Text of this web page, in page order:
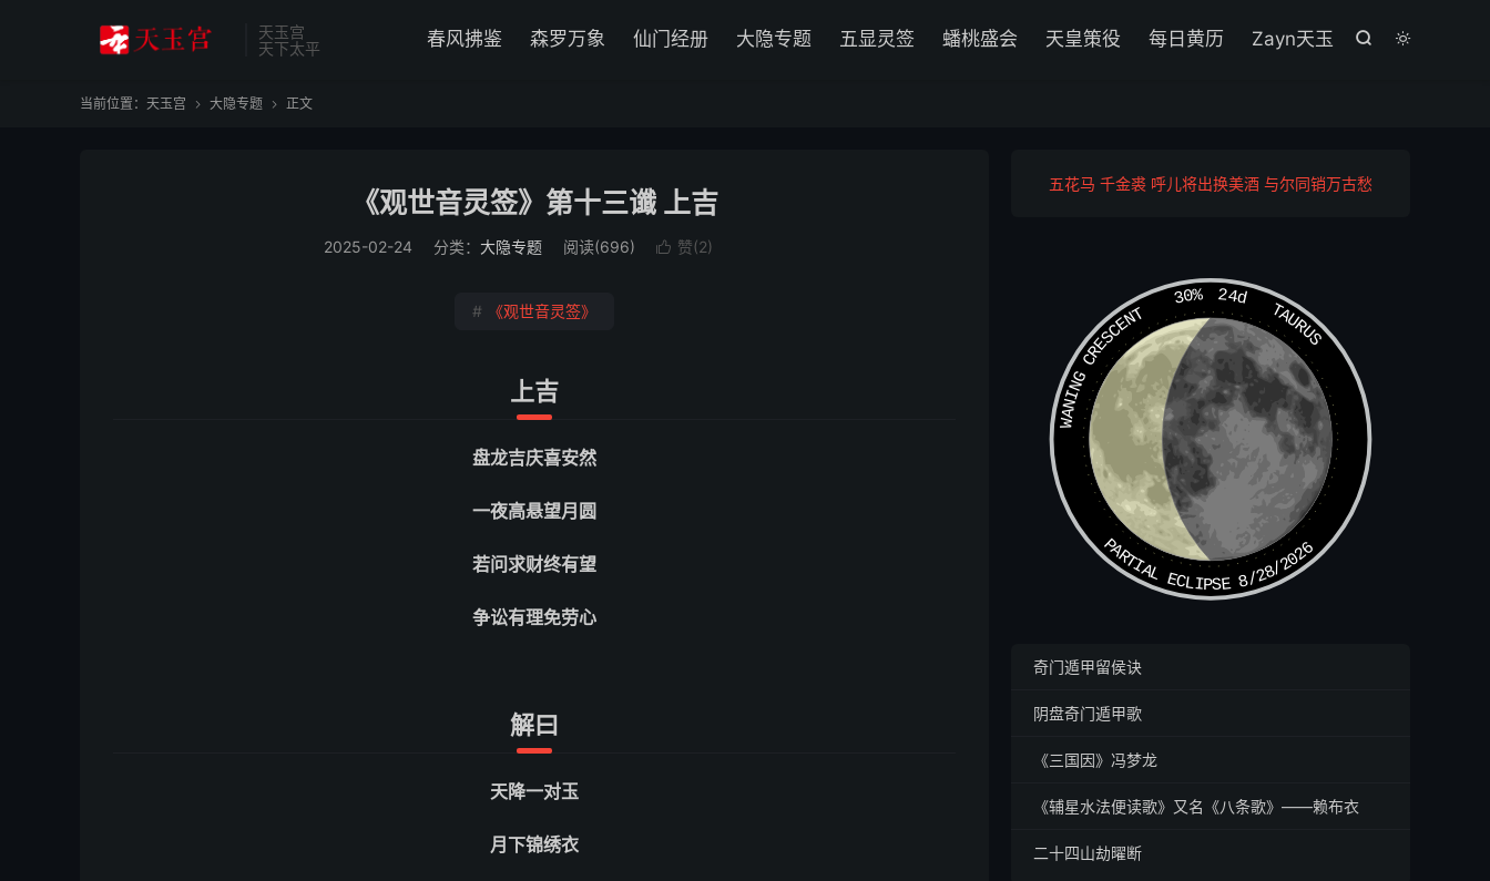
天玉宫
天下太平


春风拂鉴 森罗万象 仙门经册 大隐专题 五显灵签 蟠桃盛会 天皇策役 每日黄历 Zayn天玉
当前位置： 天玉宫  大隐专题  正文
《观世音灵签》第十三谶 上吉
2025-02-24 分类： 大隐专题 阅读(696)  赞(2)
# 《观世音灵签》
上吉
盘龙吉庆喜安然
一夜高悬望月圆
若问求财终有望
争讼有理免劳心
解曰
天降一对玉
月下锦绣衣
五花马 千金裘 呼儿将出换美酒 与尔同销万古愁
30% 24d
TAURUS
WANING CRESCENT
PARTIAL ECLIPSE 8/28/2026
奇门遁甲留侯诀
阴盘奇门遁甲歌
《三国因》冯梦龙
《辅星水法便读歌》又名《八条歌》——赖布衣
二十四山劫曜断